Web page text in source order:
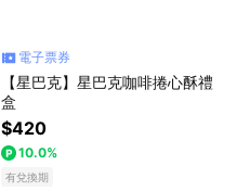
電子票券
【星巴克】星巴克咖啡捲心酥禮
盒
$420
10.0%
有兌換期